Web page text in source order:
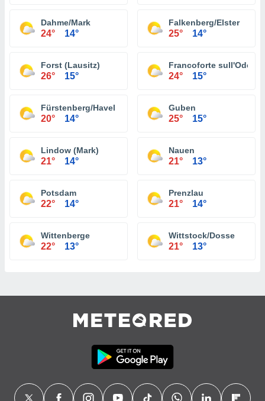
Dahme/Mark
24° 14°
Falkenberg/Elster
25° 14°
Forst (Lausitz)
26° 15°
Francoforte sull'Oder
24° 15°
Fürstenberg/Havel
20° 14°
Guben
25° 15°
Lindow (Mark)
21° 14°
Nauen
21° 13°
Potsdam
22° 14°
Prenzlau
21° 14°
Wittenberge
22° 13°
Wittstock/Dosse
21° 13°